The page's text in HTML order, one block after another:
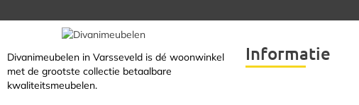
Divanimeubelen in Varsseveld is dé woonwinkel
met de grootste collectie betaalbare
kwaliteitsmeubelen.
Informatie